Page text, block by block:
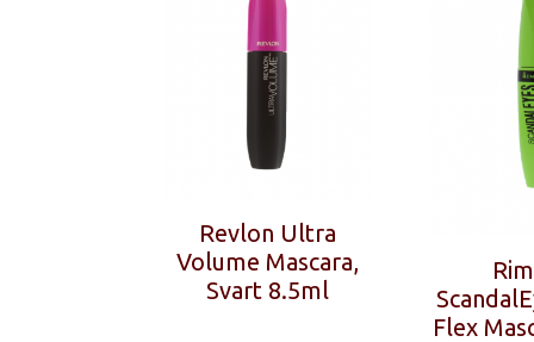
Revlon Ultra
Volume Mascara,
Svart 8.5ml
Flex